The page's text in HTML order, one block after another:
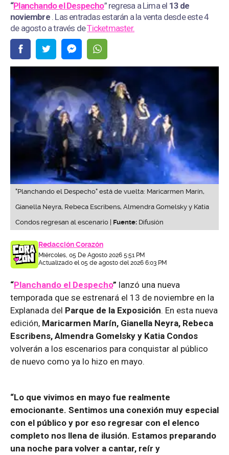
“Planchando el Despecho” regresa a Lima el 13 de
noviembre . Las entradas estarán a la venta desde este 4
de agosto a través deTicketmaster.
"Planchando el Despecho" está de vuelta: Maricarmen Marín,
Gianella Neyra, Rebeca Escribens, Almendra Gomelsky y Katia
Condos regresan al escenario | Fuente: Difusión
Redacción Corazón
Miércoles, 05 De Agosto 2026 5:51 PM
Actualizado el 05 de agosto del 2026 6:03 PM
“Planchando el Despecho” lanzó una nueva
temporada que se estrenará el 13 de noviembre en la
Explanada del Parque de la Exposición. En esta nueva
edición, Maricarmen Marín, Gianella Neyra, Rebeca
Escribens, Almendra Gomelsky y Katia Condos
volverán a los escenarios para conquistar al público
de nuevo como ya lo hizo en mayo.
“Lo que vivimos en mayo fue realmente
emocionante. Sentimos una conexión muy especial
con el público y por eso regresar con el elenco
completo nos llena de ilusión. Estamos preparando
una noche para volver a cantar, reír y